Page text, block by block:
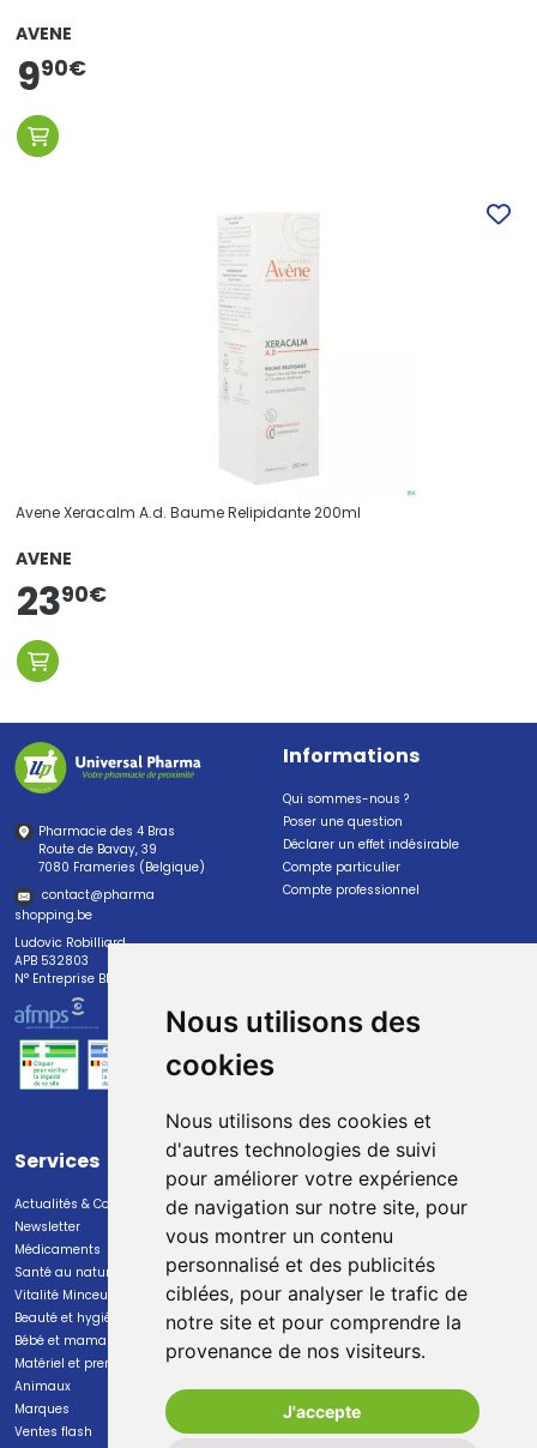
Nous utilisons des
cookies
Nous utilisons des cookies et
d'autres technologies de suivi
pour améliorer votre expérience
de navigation sur notre site, pour
vous montrer un contenu
personnalisé et des publicités
ciblées, pour analyser le trafic de
notre site et pour comprendre la
provenance de nos visiteurs.
J'accepte
AVENE
990€
Avene Xeracalm A.d. Baume Relipidante 200ml
AVENE
2390€
Pharmacie des 4 Bras
Route de Bavay, 39
7080 Frameries (Belgique)
contact@pharma
shopping.be
Ludovic Robilliard
APB 532803
N° Entreprise BE0447.382.113
Informations
Qui sommes-nous ?
Poser une question
Déclarer un effet indésirable
Compte particulier
Compte professionnel
Services
Actualités & Conseils
Newsletter
Médicaments
Santé au naturel
Vitalité Minceur Nutrition
Beauté et hygiène
Bébé et maman
Matériel et premiers soins
Animaux
Marques
Ventes flash
Paiement
Paiement sécurisé
Livraison
Livraison dans un Point Relais